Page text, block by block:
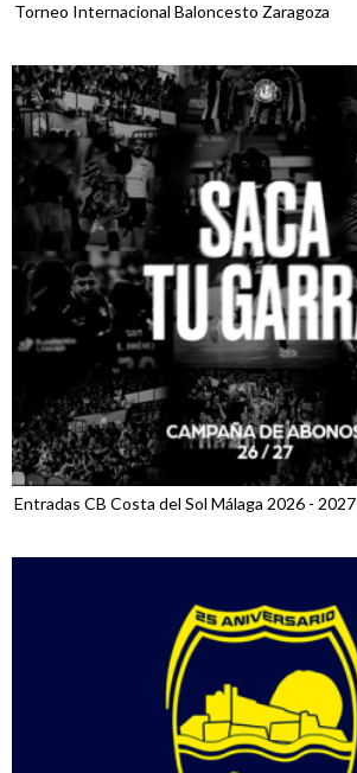
Torneo Internacional Baloncesto Zaragoza
Entradas CB Costa del Sol Málaga 2026 - 2027